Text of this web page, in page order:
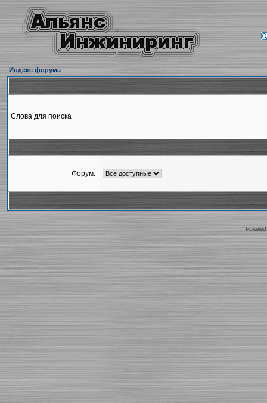
Индекс форума
Слова для поиска
Форум: